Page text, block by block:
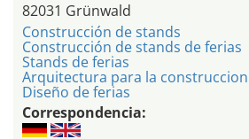
82031 Grünwald
Construcción de stands
Construcción de stands de ferias
Stands de ferias
Arquitectura para la
Diseño de ferias
Correspondencia: